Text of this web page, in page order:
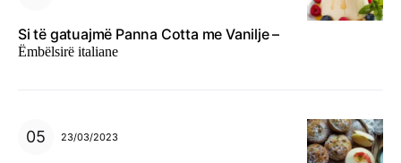
Si të gatuajmë Panna Cotta me Vanilje –
Ëmbëlsirë italiane
23/03/2023